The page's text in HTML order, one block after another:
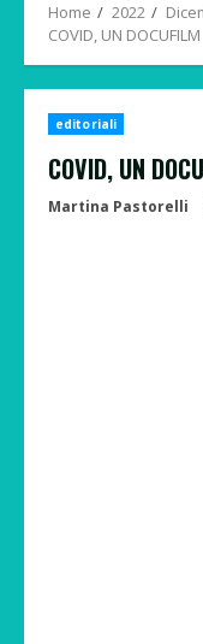
Home 2022
COVID, UN DOCUFILM
editoriali
COVID, UN
Martina Pastorelli